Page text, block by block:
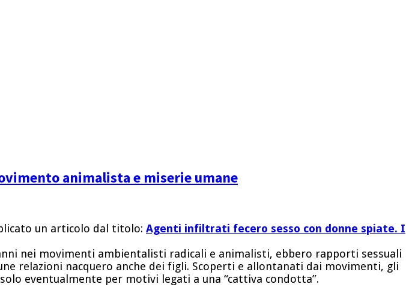
animalista e miserie umane
un articolo dal titolo: Agenti infiltrati fecero sesso con donne spiate. I
nei movimenti ambientalisti radicali e animalisti, ebbero rapporti sessuali
relazioni nacquero anche dei figli. Scoperti e allontanati dai movimenti, gli
eventualmente per motivi legati a una “cattiva condotta”.